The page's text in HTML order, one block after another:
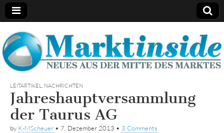
Marktinside
LEITARTIKEL, NACHRICHTEN
Jahreshauptversammlung
der Taurus AG
by K-MScheuer • 7. Dezember 2013 • 3 Comments